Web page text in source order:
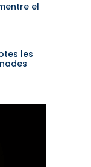
el
les